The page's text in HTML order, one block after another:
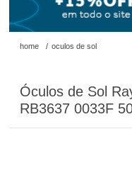
Solução
Óculos de
Óculos de
Grau
home / oculos de sol
Óculos de Sol
RB3637 0033F